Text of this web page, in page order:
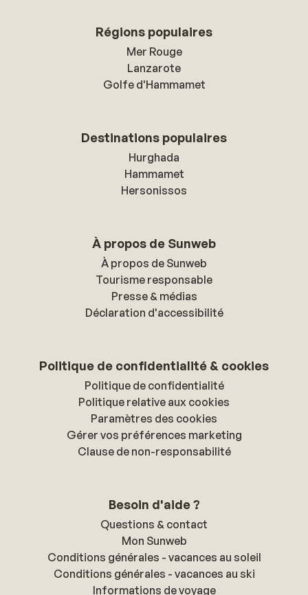
Régions populaires
Mer Rouge
Lanzarote
Golfe d'Hammamet
Destinations populaires
Hurghada
Hammamet
Hersonissos
À propos de Sunweb
À propos de Sunweb
Tourisme responsable
Presse & médias
Déclaration d'accessibilité
Politique de confidentialité & cookies
Politique de confidentialité
Politique relative aux cookies
Paramètres des cookies
Gérer vos préférences marketing
Clause de non-responsabilité
Besoin d'aide ?
Questions & contact
Mon Sunweb
Conditions générales - vacances au soleil
Conditions générales - vacances au ski
Informations de voyage